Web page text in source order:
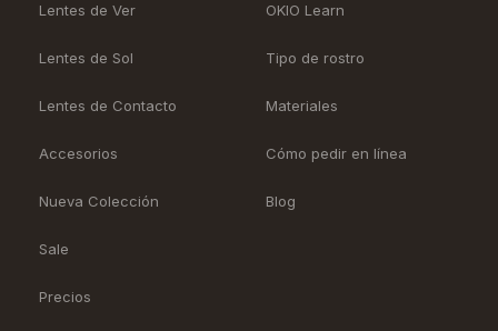
Lentes de Ver
Lentes de Sol
Lentes de Contacto
Accesorios
Nueva Colección
Sale
Precios
OKIO Learn
Tipo de rostro
Materiales
Cómo pedir en línea
Blog